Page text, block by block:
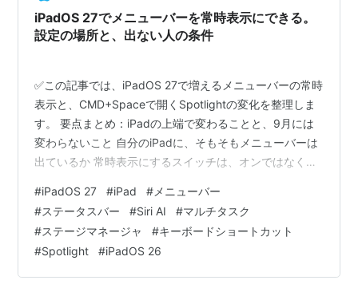
iPadOS 27でメニューバーを常時表示にできる。
設定の場所と、出ない人の条件
✅この記事では、iPadOS 27で増えるメニューバーの常時
表示と、CMD+Spaceで開くSpotlightの変化を整理しま
す。 要点まとめ：iPadの上端で変わることと、9月には
変わらないこと 自分のiPadに、そもそもメニューバーは
出ているか 常時表示にするスイッチは、オンではなくオ
CMD+SpaceのSpotlightは、日本語だとまだ先の話 海外
の反応：1年越しの要望と、Mac化への戸惑い ひとこと：
1年かけて足されたのが、スイッチ1つだったこと まと
め：9月までに見ておけるのは、上端ではなく表示モード
どうも、となりです。 iPad…
#iPadOS 27 #iPad # メニューバー
#ステータスバー #Siri AI #マルチタスク
#ステージマネージャ #キーボードショートカット
#Spotlight #iPadOS 26